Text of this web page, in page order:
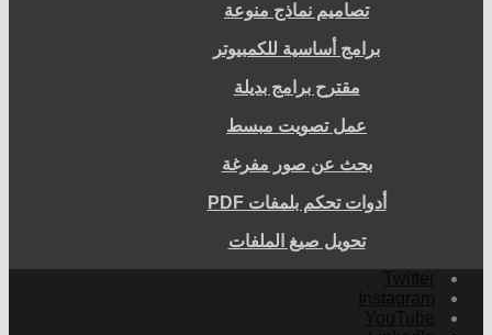
تصاميم نماذج منوعة
برامج أساسية للكمبيوتر
مقترح برامج بديلة
عمل تصويت مبسط
بحث عن صور مفرغة
أدوات تحكم بلمفات PDF
تحويل صيغ الملفات